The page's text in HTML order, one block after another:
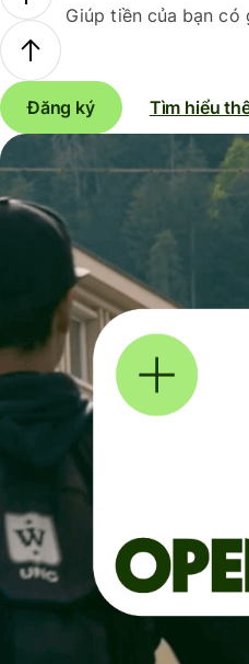
Giúp tiền của bạn có
Đăng ký Tìm hiểu